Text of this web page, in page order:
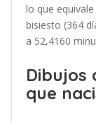
lo que
bisiesto (364
a 52,4160
Dibujos
que